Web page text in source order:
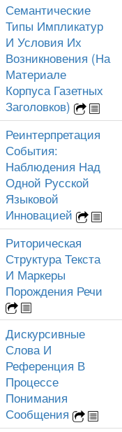
Семантические
Типы Импликатур
И Условия Их
Возникновения (На
Материале
Корпуса Газетных
Заголовков)
Реинтерпретация
События:
Наблюдения Над
Одной Русской
Языковой
Инновацией
Риторическая
Структура Текста
И Маркеры
Порождения Речи
Дискурсивные
Слова И
Референция В
Процессе
Понимания
Сообщения